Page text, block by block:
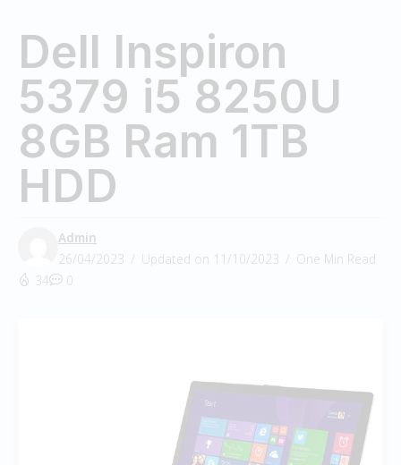
Dell Inspiron
5379 i5 8250U
8GB Ram 1TB
HDD
Admin
26/04/2023
Updated on 11/10/2023
One Min Read
34
0